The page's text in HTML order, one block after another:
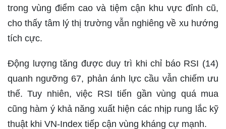
trong vùng điểm cao và tiệm cận khu vực đỉnh cũ,
cho thấy tâm lý thị trường vẫn nghiêng về xu hướng
tích cực.
Động lượng tăng được duy trì khi chỉ báo RSI (14)
quanh ngưỡng 67, phản ánh lực cầu vẫn chiếm ưu
thế. Tuy nhiên, việc RSI tiến gần vùng quá mua
cũng hàm ý khả năng xuất hiện các nhịp rung lắc kỹ
thuật khi VN-Index tiếp cận vùng kháng cự mạnh.